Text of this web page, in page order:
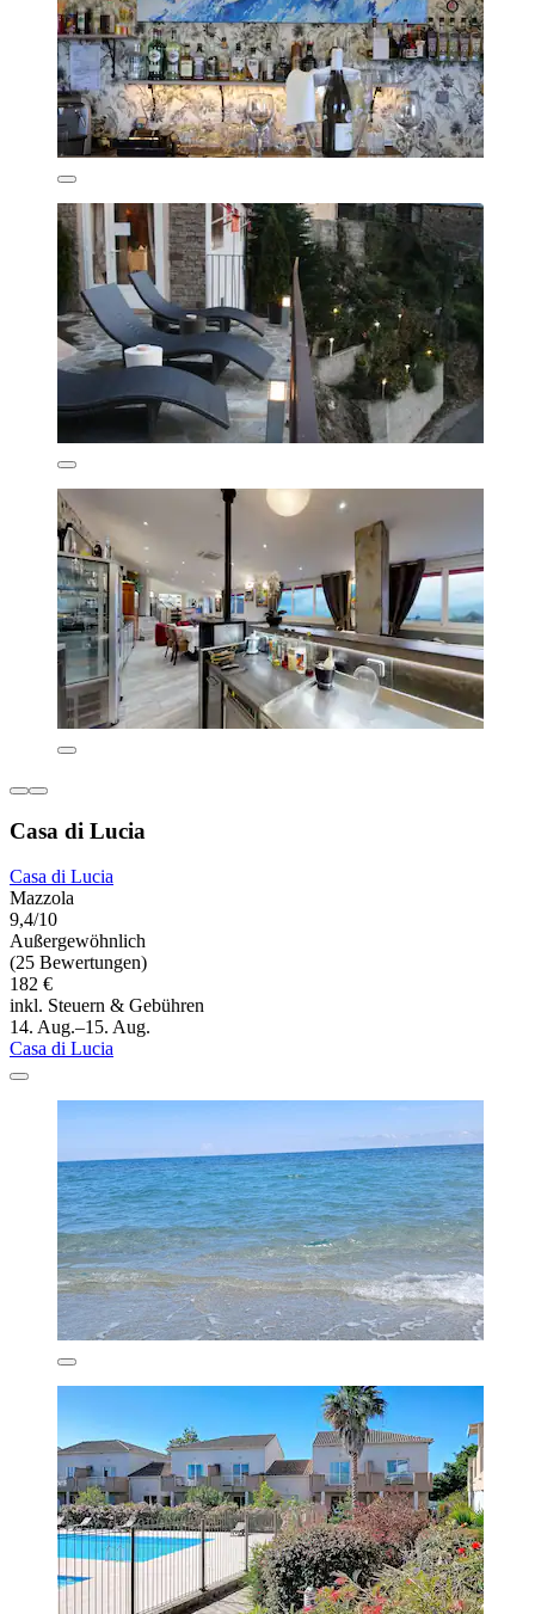
Casa di Lucia
Casa di Lucia
Mazzola
9,4/10
Außergewöhnlich
(25 Bewertungen)
182 €
inkl. Steuern & Gebühren
14. Aug.–15. Aug.
Casa di Lucia